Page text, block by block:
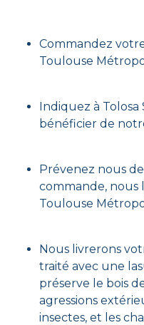
Commandez
Toulouse
Indiquez à Tolosa
bénéficier de
Prévenez nous
commande, nous
Toulouse
Nous livrerons
traité avec une
préserve le bois
agressions
insectes, et les